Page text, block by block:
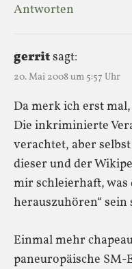
Antworten
gerritsagt:
20. Mai 2008 um 5:57 Uhr
Da merk ich erst
Die inkriminierte
verachtet, aber
dieser und der
mir schleierhaft, was
herauszuhören“ sein
Einmal mehr
paneuropäische